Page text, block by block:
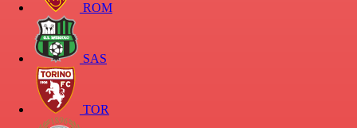
ROM
SAS
TOR